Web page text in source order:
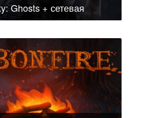
Ghosts + сетевая